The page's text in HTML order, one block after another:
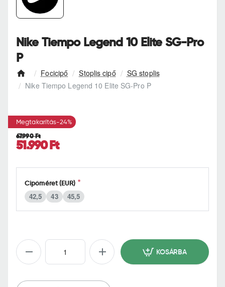
o
e
Focicipő Stoplis cipő
SG stoplis
Nike Tiempo Legend 10 Elite SG-Pro P
Nike Tiempo Legend 10 Elite SG-Pro
P
Megtakarítás-24%
51.990 Ft
67.990 Ft
Cipőméret (EUR)
42,5 43 45,5
KOSÁRBA